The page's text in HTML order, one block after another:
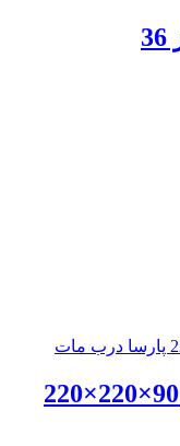
جعبه تقسیم پلاستیکی روکار 90×220×220